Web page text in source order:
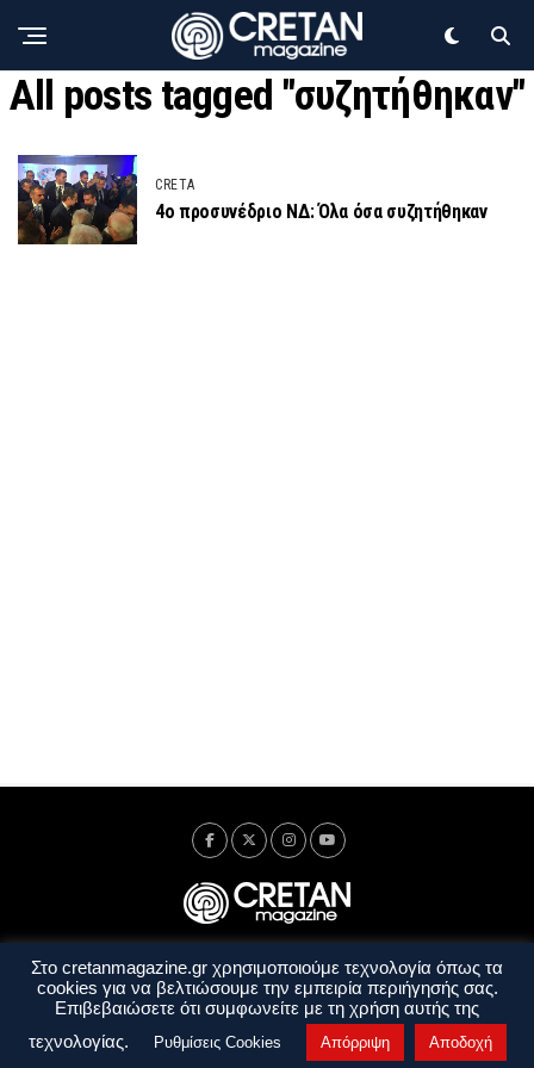
All posts tagged "συζητήθηκαν"
CRETA
4ο προσυνέδριο ΝΔ: Όλα όσα συζητήθηκαν
Ταυτότητα Πολιτική Απορρήτου
Όροι Χρήσης
Όροι και Προϋποθέσεις
Στο cretanmagazine.gr χρησιμοποιούμε τεχνολογία όπως τα
cookies για να βελτιώσουμε την εμπειρία περιήγησής σας.
Επιβεβαιώσετε ότι συμφωνείτε με τη χρήση αυτής της
τεχνολογίας.
Ρυθμίσεις Cookies Απόρριψη Αποδοχή